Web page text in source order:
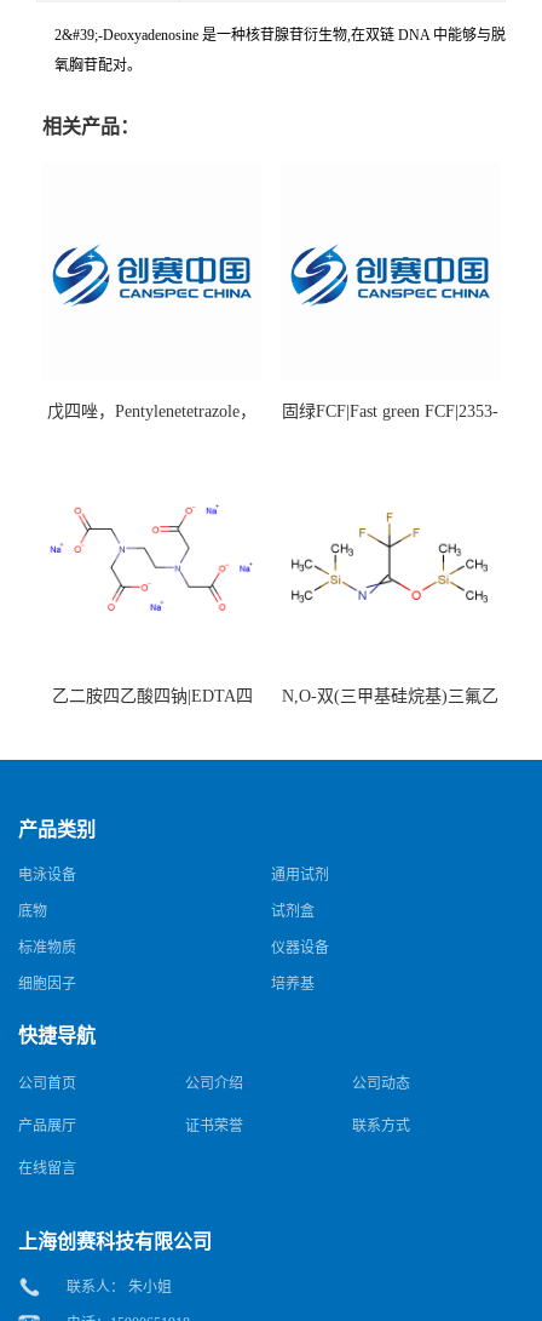
2&#39;-Deoxyadenosine 是一种核苷腺苷衍生物,在双链 DNA 中能够与脱
氧胸苷配对。
相关产品：
戊四唑，Pentylenetetrazole，
固绿FCF|Fast green FCF|2353-
乙二胺四乙酸四钠|EDTA四
N,O-双(三甲基硅烷基)三氟乙
产品类别
电泳设备 通用试剂
底物 试剂盒
标准物质 仪器设备
细胞因子 培养基
快捷导航
公司首页 公司介绍 公司动态
产品展厅 证书荣誉 联系方式
在线留言
上海创赛科技有限公司
联系人： 朱小姐